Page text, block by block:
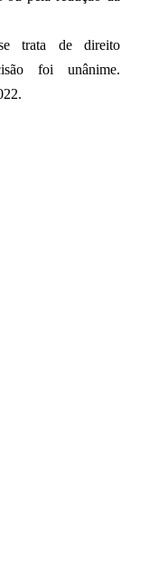
trata de direito
foi unânime.